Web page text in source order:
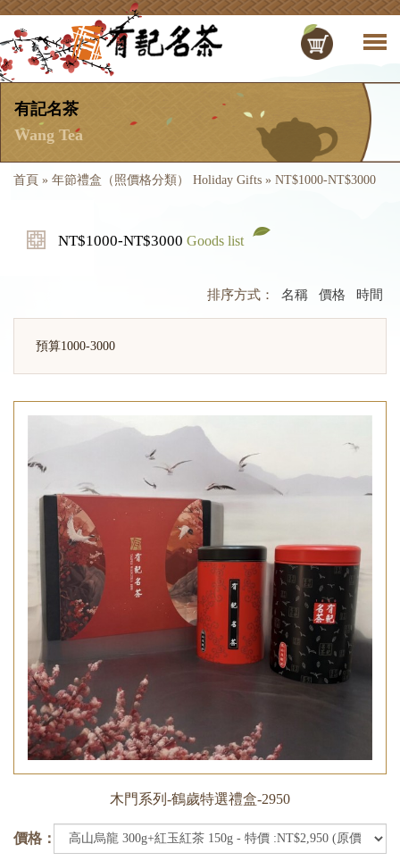
有記名茶
Wang Tea
首頁 » 年節禮盒（照價格分類） Holiday Gifts » NT$1000-NT$3000
NT$1000-NT$3000 Goods list
排序方式： 名稱 價格 時間
預算1000-3000
木門系列-鶴歲特選禮盒-2950
價格：